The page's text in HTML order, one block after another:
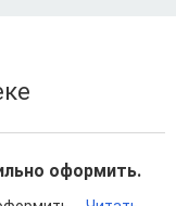
оформить.